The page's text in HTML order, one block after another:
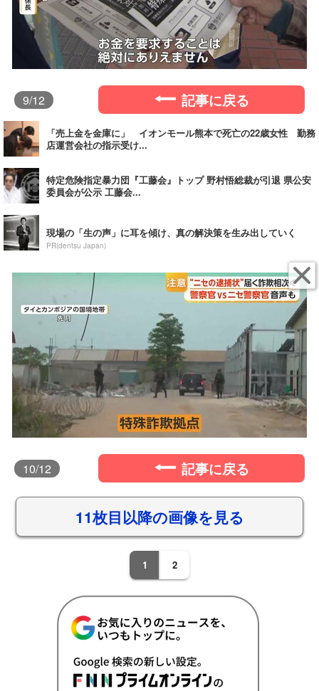
9/12 記事に戻る
「売上金を金庫に」 イオンモール熊本で死亡の22歳女性 勤務
店運営会社の指示受け...
特定危険指定暴力団『工藤会』トップ 野村悟総裁が引退 県公安
委員会が公示 工藤会...
現場の「生の声」に耳を傾け、真の解決策を生み出していく
PR(dentsu Japan)
10/12 記事に戻る
11枚目以降の画像を見る
1 2